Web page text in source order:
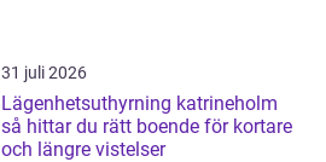
31 juli 2026
Lägenhetsuthyrning katrineholm
så hittar du rätt boende för kortare
och längre vistelser